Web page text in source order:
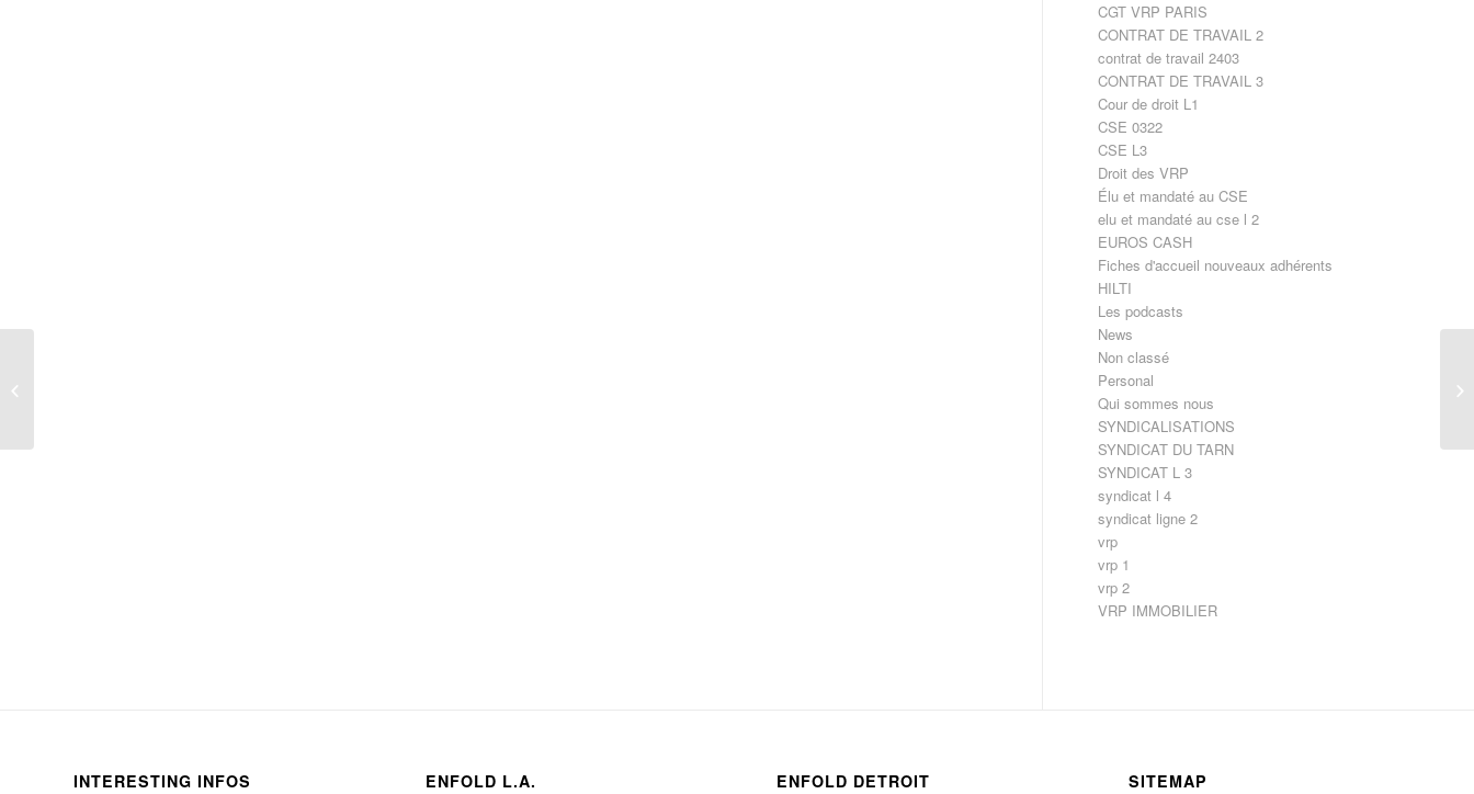
CGT VRP PARIS
CONTRAT DE TRAVAIL 2
contrat de travail 2403
CONTRAT DE TRAVAIL 3
Cour de droit L1
CSE 0322
CSE L3
Droit des VRP
Élu et mandaté au CSE
elu et mandaté au cse l 2
EUROS CASH
Fiches d'accueil nouveaux adhérents
HILTI
Les podcasts
News
Non classé
Personal
Qui sommes nous
SYNDICALISATIONS
SYNDICAT DU TARN
SYNDICAT L 3
syndicat l 4
syndicat ligne 2
vrp
vrp 1
vrp 2
VRP IMMOBILIER
INTERESTING INFOS ENFOLD L.A. ENFOLD DETROIT SITEMAP